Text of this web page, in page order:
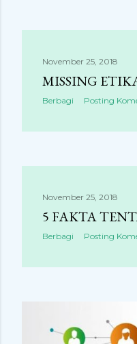
November 25, 2018
MISSING
Berbagi Posting
November 25, 2018
5 FAKTA
Berbagi Posting